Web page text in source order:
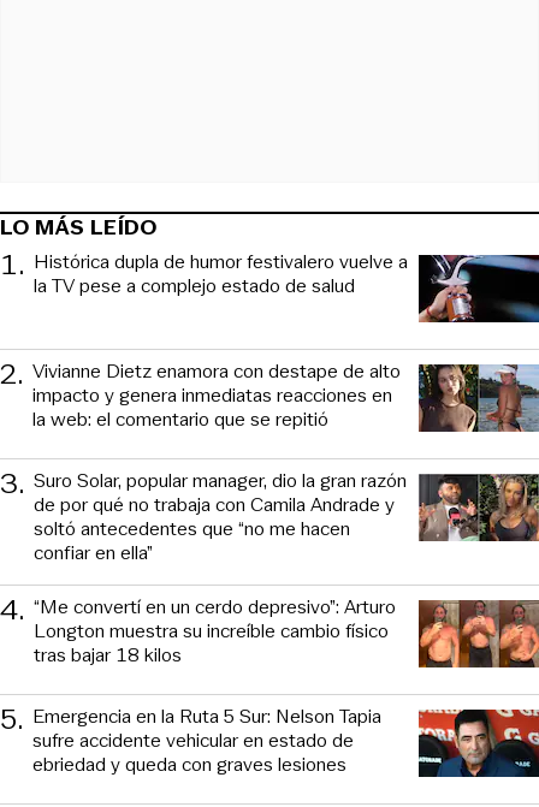
LO MÁS LEÍDO
1. Histórica dupla de humor festivalero vuelve a
la TV pese a complejo estado de salud
2. Vivianne Dietz enamora con destape de alto
impacto y genera inmediatas reacciones en
la web: el comentario que se repitió
3. Suro Solar, popular manager, dio la gran razón
de por qué no trabaja con Camila Andrade y
soltó antecedentes que “no me hacen
confiar en ella”
4. “Me convertí en un cerdo depresivo”: Arturo
Longton muestra su increíble cambio físico
tras bajar 18 kilos
5. Emergencia en la Ruta 5 Sur: Nelson Tapia
sufre accidente vehicular en estado de
ebriedad y queda con graves lesiones